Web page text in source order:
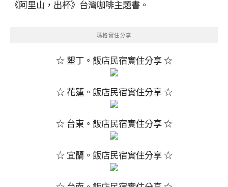
《阿里山，出杯》台灣咖啡主題書。
瑪格實住分享
☆ 墾丁。飯店民宿實住分享 ☆
☆ 花蓮。飯店民宿實住分享 ☆
☆ 台東。飯店民宿實住分享 ☆
☆ 宜蘭。飯店民宿實住分享 ☆